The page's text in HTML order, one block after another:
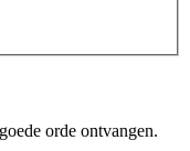
orde ontvangen.